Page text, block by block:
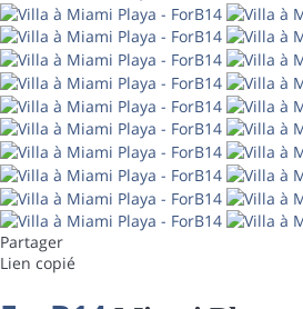
Partager
Lien copié